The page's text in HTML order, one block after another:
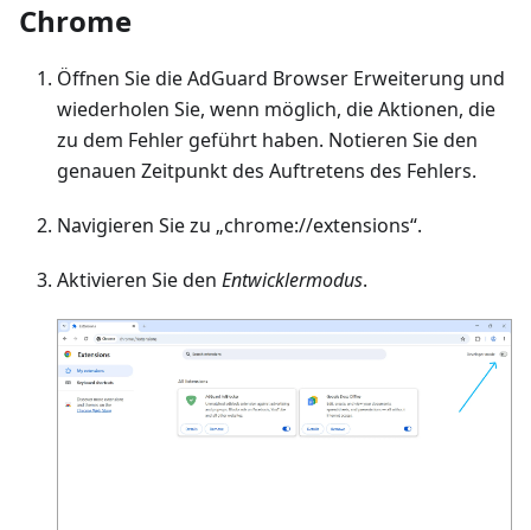
Chrome
Öffnen Sie die AdGuard Browser Erweiterung und
wiederholen Sie, wenn möglich, die Aktionen, die
zu dem Fehler geführt haben. Notieren Sie den
genauen Zeitpunkt des Auftretens des Fehlers.
Navigieren Sie zu „chrome://extensions“.
Aktivieren Sie den Entwicklermodus.